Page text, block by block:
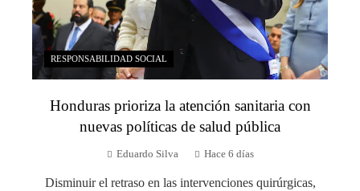
RESPONSABILIDAD SOCIAL
Honduras prioriza la atención sanitaria con
nuevas políticas de salud pública
Eduardo Silva Hace 6 días
Disminuir el retraso en las intervenciones quirúrgicas,